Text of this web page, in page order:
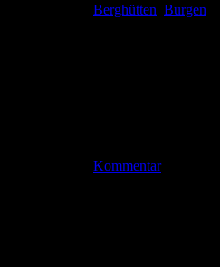
Berghütten Burgen
Kommentar